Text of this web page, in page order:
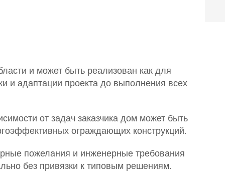
и может быть реализован как для
и адаптации проекта до выполнения всех
от задач заказчика дом может быть
ограждающих конструкций.
пожелания и инженерные требования
без привязки к типовым решениям.